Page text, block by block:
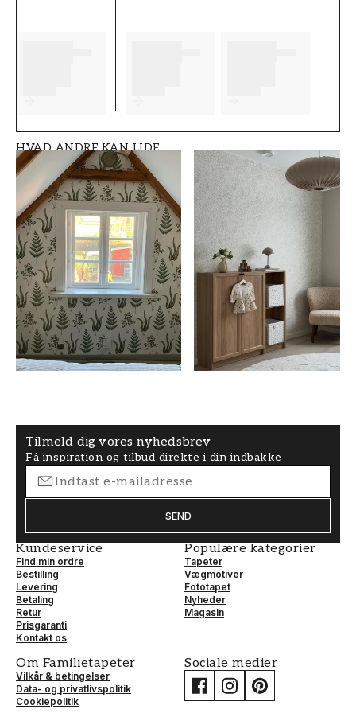
STIL
Moderne 0,53
HØJDE (m)
10,05
MØNSTER
Grafisk
SAMLING
Kaia
FARVE
Hvidt
MØNSTERHØJDE (cm)
32
TAPETTYPE
Non-Woven
HVAD ANDRE KAN LIDE
Tilmeld dig vores nyhedsbrev
Få inspiration og tilbud direkte i din indbakke
SEND
Kundeservice
Find min ordre
Bestilling
Levering
Betaling
Retur
Prisgaranti
Kontakt os
Populære kategorier
Tapeter
Vægmotiver
Fototapet
Nyheder
Magasin
Om Familietapeter
Vilkår & betingelser
Data- og privatlivspolitik
Cookiepolitik
Sociale medier